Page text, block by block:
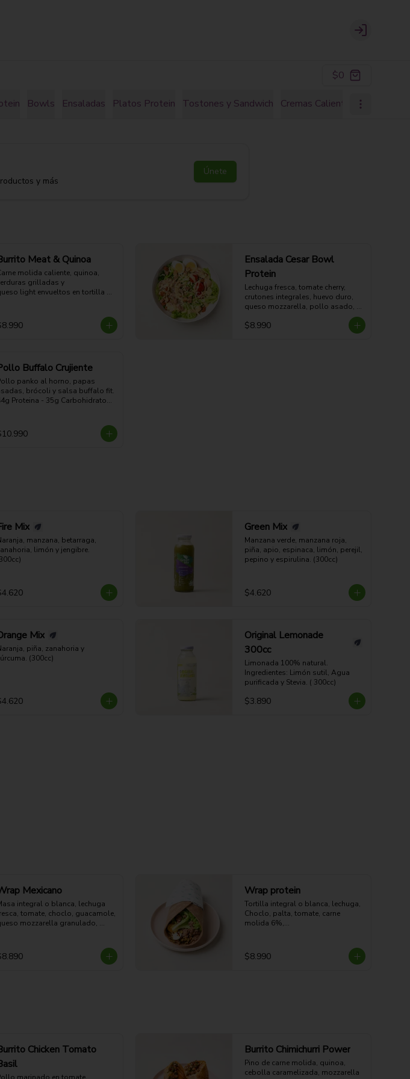
Login
$0
Bowls Ensaladas Platos Protein Tostones y Sandwich Cremas Calientes
y más
Únete
Meat & Quinoa
molida caliente, quinoa,
grilladas y
light envueltos en tortilla
grasa - 7g Fibra - 654 Kcal
Ensalada Cesar Bowl
Protein
Lechuga fresca, tomate cherry,
crutones integrales, huevo duro,
queso mozzarella, pollo asado,
limón.
54g Proteina - 51g Carbohidratos -
$8.990
Buffalo Crujiente
panko al horno, papas
brócoli y salsa buffalo fit.
Proteina - 35g Carbohidratos -
Mix
manzana, betarraga,
limón y jengibre.
Green Mix
Manzana verde, manzana roja,
piña, apio, espinaca, limón, perejil,
pepino y espirulina. (300cc)
$4.620
Mix
piña, zanahoria y
(300cc)
Original Lemonade
300cc
Limonada 100% natural.
Ingredientes: Limón sutil, Agua
purificada y Stevia. ( 300cc)
$3.890
Mexicano
integral o blanca, lechuga
tomate, choclo, guacamole,
mozzarella granulado,
Wrap protein
Tortilla integral o blanca, lechuga,
Choclo, palta, tomate, carne
molida 6%,
$8.990
Chicken Tomato
Burrito Chimichurri Power
Pino de carne molida, quinoa,
cebolla caramelizada, mozzarella